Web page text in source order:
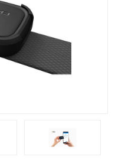
人机交互实验室
车俩与驾驶模拟